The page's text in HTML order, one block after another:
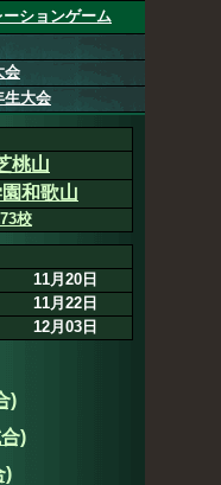
ションゲーム
会
生大会
桃山
和歌山
校
11月20日
11月22日
12月03日
)
)
)